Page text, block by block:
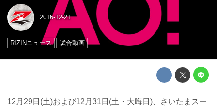
2016-12-21
RIZINニュース 試合動画
12月29日(土)および12月31日(土・大晦日)、さいたまスー